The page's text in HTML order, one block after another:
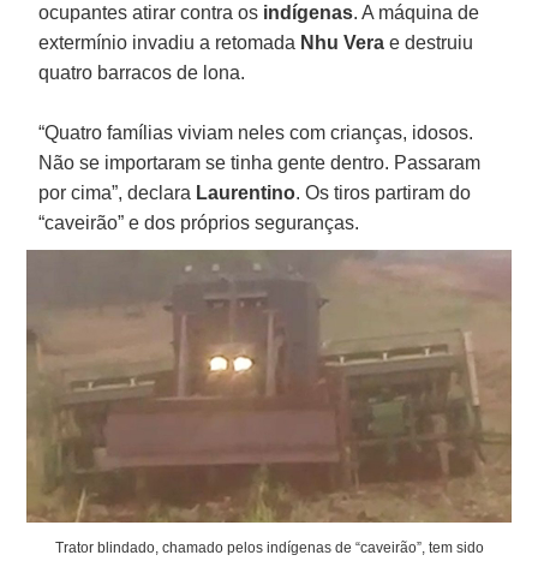
ocupantes atirar contra os indígenas. A máquina de
extermínio invadiu a retomada Nhu Vera e destruiu
quatro barracos de lona.
“Quatro famílias viviam neles com crianças, idosos.
Não se importaram se tinha gente dentro. Passaram
por cima”, declara Laurentino. Os tiros partiram do
“caveirão” e dos próprios seguranças.
Trator blindado, chamado pelos indígenas de “caveirão”, tem sido